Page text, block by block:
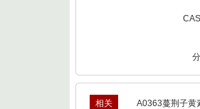
相关
A0363蔓荆子黄